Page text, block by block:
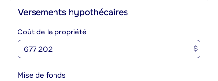
Versements hypothécaires
Coût de la propriété
$
Mise de fonds